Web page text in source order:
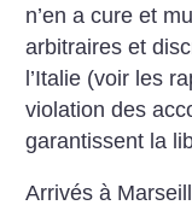
n’en a cure et
arbitraires et
l’Italie (voir les
violation des
garantissent la
Arrivés à